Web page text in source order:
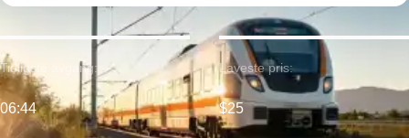
Tidligste avgang:
06:44
Laveste pris:
$25